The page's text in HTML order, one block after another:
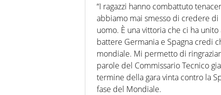
“I ragazzi hanno combattuto
abbiamo mai smesso di credere
uomo. È una vittoria che ci ha
battere Germania e Spagna credi
mondiale. Mi permetto di
parole del Commissario Tecnico
termine della gara vinta contro la
fase del Mondiale.